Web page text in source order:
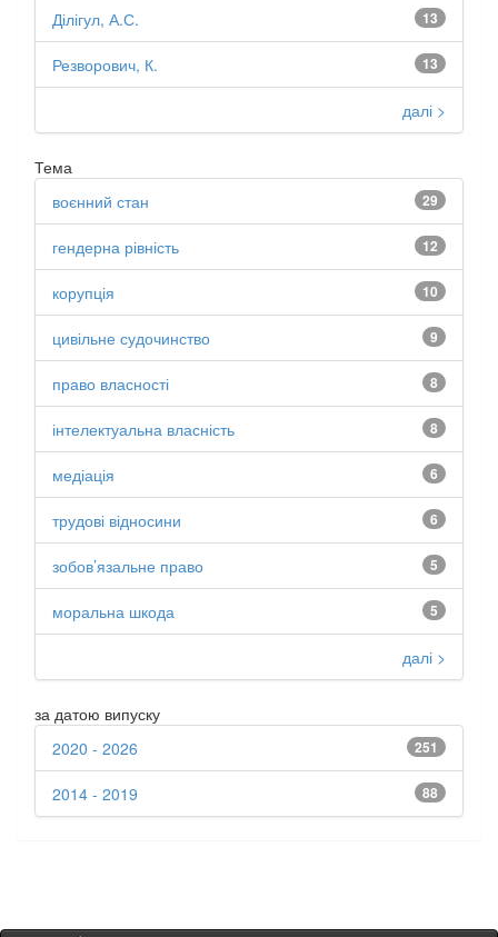
13
Ділігул, А.С.
13
Резворович, К.
далі >
Тема
29
воєнний стан
12
гендерна рівність
10
корупція
9
цивільне судочинство
8
право власності
8
інтелектуальна власність
6
медіація
6
трудові відносини
5
зобов’язальне право
5
моральна шкода
далі >
за датою випуску
251
2020 - 2026
88
2014 - 2019